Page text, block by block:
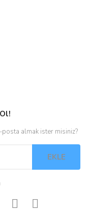
posta almak ister misiniz?
EKLE